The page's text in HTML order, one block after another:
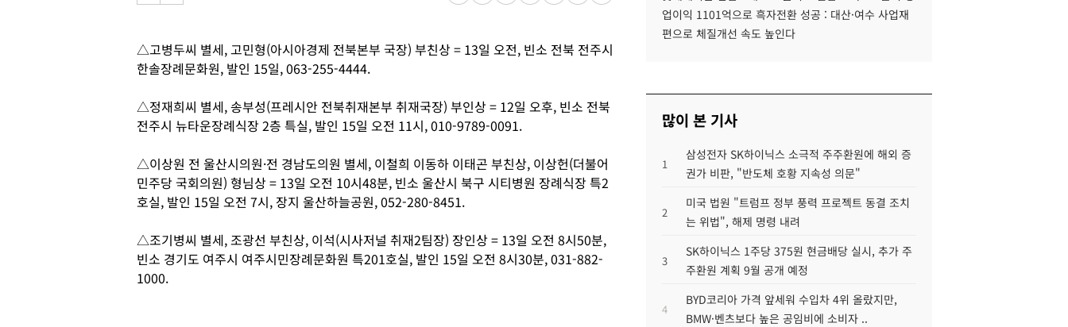
△고병두씨 별세, 고민형(아시아경제 전북본부 국장) 부친상 = 13일 오전, 빈소 전북 전주시
한솔장례문화원, 발인 15일, 063-255-4444.
△정재희씨 별세, 송부성(프레시안 전북취재본부 취재국장) 부인상 = 12일 오후, 빈소 전북
전주시 뉴타운장례식장 2층 특실, 발인 15일 오전 11시, 010-9789-0091.
△이상원 전 울산시의원·전 경남도의원 별세, 이철희 이동하 이태곤 부친상, 이상헌(더불어
민주당 국회의원) 형님상 = 13일 오전 10시48분, 빈소 울산시 북구 시티병원 장례식장 특2
호실, 발인 15일 오전 7시, 장지 울산하늘공원, 052-280-8451.
△조기병씨 별세, 조광선 부친상, 이석(시사저널 취재2팀장) 장인상 = 13일 오전 8시50분,
빈소 경기도 여주시 여주시민장례문화원 특201호실, 발인 15일 오전 8시30분, 031-882-
1000.
업이익 1101억으로 흑자전환 성공 : 대산·여수 사업재
편으로 체질개선 속도 높인다
많이 본 기사
1
삼성전자 SK하이닉스 소극적 주주환원에 해외 증
권가 비판, "반도체 호황 지속성 의문"
2
미국 법원 "트럼프 정부 풍력 프로젝트 동결 조치
는 위법", 해제 명령 내려
3
SK하이닉스 1주당 375원 현금배당 실시, 추가 주
주환원 계획 9월 공개 예정
4
BYD코리아 가격 앞세워 수입차 4위 올랐지만,
BMW·벤츠보다 높은 공임비에 소비자 ..